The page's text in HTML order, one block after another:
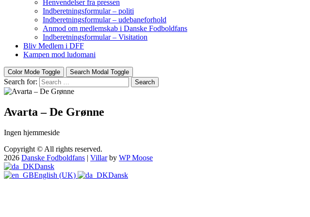
Henvendelser fra pressen
Indberetningsformular – politi
Indberetningsformular – udebaneforhold
Anmod om medlemskab i Danske Fodboldfans
Indberetningsformular – Visitation
Bliv Medlem i DFF
Kampen mod ludomani
Color Mode Toggle Search Modal Toggle
Search for: Search
Avarta – De Grønne
Ingen hjemmeside
Copyright © All rights reserved.
2026 Danske Fodboldfans | Villarby WP Moose
Dansk
English (UK)
Dansk